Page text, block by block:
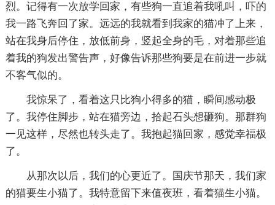
烈。记得有一次放学回家，有些狗一直追着我吼叫，吓的
我一路飞奔回了家。远远的我就看到我家的猫冲了上来，
站在我身后停住，放低前身，竖起全身的毛，对着那些追
着我的狗发出警告声，好像告诉那些狗要是在前进一步就
不客气似的。
我惊呆了，看着这只比狗小得多的猫，瞬间感动极
了。我停住脚步，站在猫旁边，拾起石头想砸狗。那群狗
一见这样，尽然也转头走了。我抱起猫回家，感觉幸福极
了。
从那次以后，我们的心更近了。国庆节那天，我们家
的猫要生小猫了。我特意留下来值夜班，看着猫生小猫。